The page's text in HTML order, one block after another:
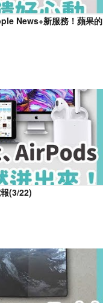
News+新服務！蘋果的
(3/22)